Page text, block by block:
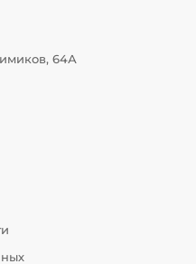
64А